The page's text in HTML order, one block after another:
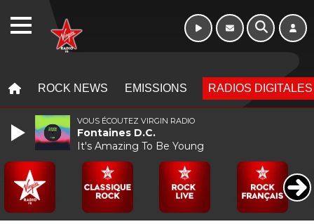
ROCK NEWS EMISSIONS RADIOS DIGITALES
VOUS ÉCOUTEZ VIRGIN RADIO
Fontaines D.C.
It's Amazing To Be Young
WEBRADIO Week-end de 06h
à 12h